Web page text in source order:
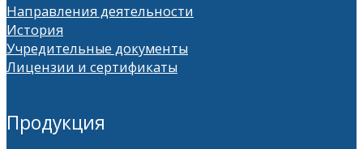
Направления деятельности
История
Учредительные документы
Лицензии и сертификаты
Продукция